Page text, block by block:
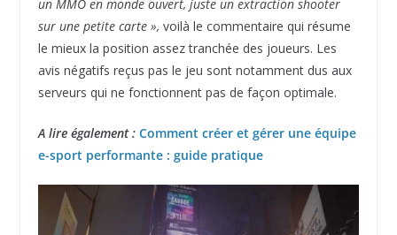
un MMO en monde ouvert, juste un extraction shooter
sur une petite carte », voilà le commentaire qui résume
le mieux la position assez tranchée des joueurs. Les
avis négatifs reçus pas le jeu sont notamment dus aux
serveurs qui ne fonctionnent pas de façon optimale.
A lire également : Comment créer et gérer une équipe
e-sport performante : guide pratique